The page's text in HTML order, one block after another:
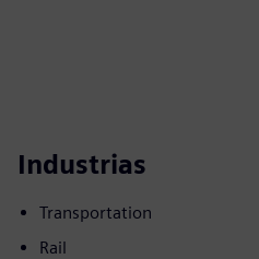
Industrias
Transportation
Rail